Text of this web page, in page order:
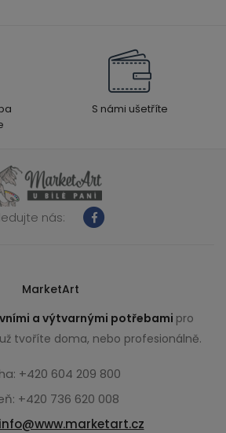
S námi ušetříte
nás:
MarketArt
a výtvarnými potřebami pro
tvoříte doma, nebo profesionálně.
+420 604 209 800
+420 736 620 008
info@www.marketart.cz